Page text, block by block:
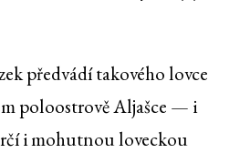
předvádí takového lovce
poloostrově Aljašce — i
i mohutnou loveckou